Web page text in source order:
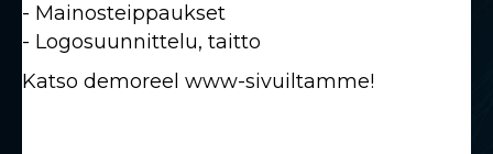
- Mainosteippaukset
- Logosuunnittelu, taitto
Katso demoreel www-sivuiltamme!